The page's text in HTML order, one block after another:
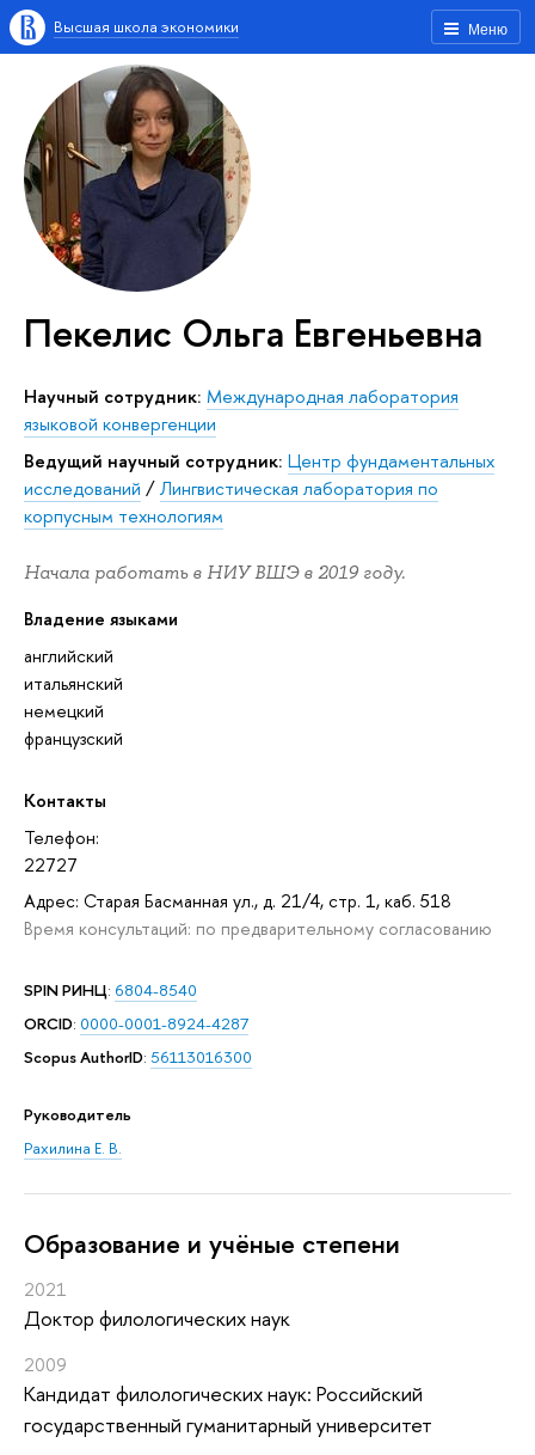
Меню
Высшая школа экономики
Пекелис Ольга Евгеньевна
Научный сотрудник: Международная лаборатория
языковой конвергенции
Ведущий научный сотрудник: Центр фундаментальных
исследований /Лингвистическая лаборатория по
корпусным технологиям
Начала работать в НИУ ВШЭ в 2019 году.
Владение языками
английский
итальянский
немецкий
французский
Контакты
Телефон:
22727
Адрес: Старая Басманная ул., д. 21/4, стр. 1, каб. 518
Время консультаций: по предварительному согласованию
SPIN РИНЦ: 6804-8540
ORCID: 0000-0001-8924-4287
Scopus AuthorID: 56113016300
Руководитель
Рахилина Е. В.
Oбразование и учёные степени
2021
Доктор филологических наук
2009
Кандидат филологических наук: Российский
государственный гуманитарный университет